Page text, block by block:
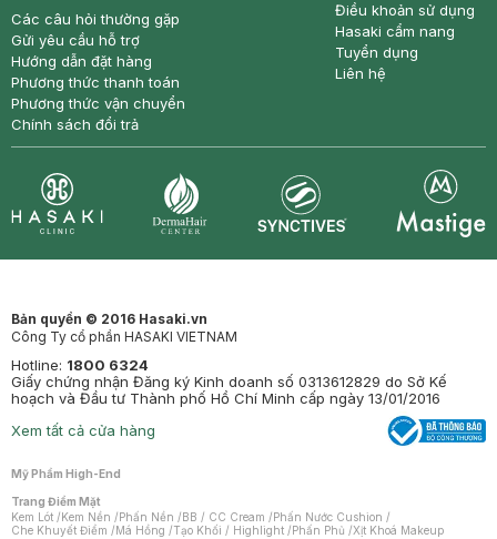
Các câu hỏi thường gặp
Gửi yêu cầu hỗ trợ
Hướng dẫn đặt hàng
Phương thức thanh toán
Phương thức vận chuyển
Chính sách đổi trả
Điều khoản sử dụng
Hasaki cẩm nang
Tuyển dụng
Liên hệ
Bản quyền © 2016 Hasaki.vn
Công Ty cổ phần HASAKI VIETNAM
Hotline: 1800 6324
Giấy chứng nhận Đăng ký Kinh doanh số 0313612829 do Sở Kế
hoạch và Đầu tư Thành phố Hồ Chí Minh cấp ngày 13/01/2016
Xem tất cả cửa hàng
Mỹ Phẩm High-End
Trang Điểm Mặt
Kem Lót /Kem Nền /Phấn Nền /BB / CC Cream /Phấn Nước Cushion /
Che Khuyết Điểm /Má Hồng /Tạo Khối / Highlight /Phấn Phủ /Xịt Khoá Makeup